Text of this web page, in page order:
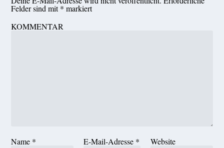
Felder sind mit* markiert
KOMMENTAR
Name * E-Mail-Adresse * Website